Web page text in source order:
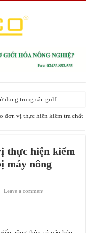
dụng trong sân golf
sử dụng máy nông nghiệp
đơn vị thực hiện kiểm tra chất
thực hiện kiểm
máy nông
Leave a comment